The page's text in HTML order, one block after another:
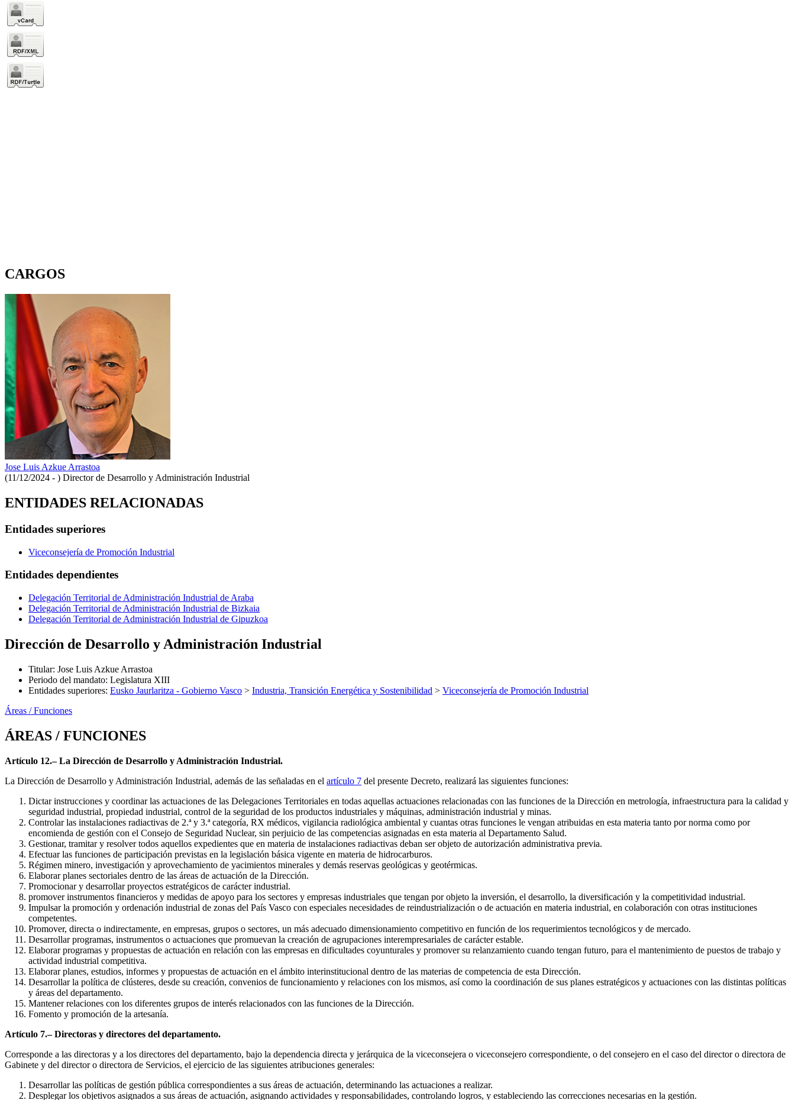
CARGOS
Jose Luis Azkue Arrastoa
(11/12/2024 - ) Director de Desarrollo y Administración Industrial
ENTIDADES RELACIONADAS
Entidades superiores
Viceconsejería de Promoción Industrial
Entidades dependientes
Delegación Territorial de Administración Industrial de Araba
Delegación Territorial de Administración Industrial de Bizkaia
Delegación Territorial de Administración Industrial de Gipuzkoa
Dirección de Desarrollo y Administración Industrial
Titular: Jose Luis Azkue Arrastoa
Periodo del mandato: Legislatura XIII
Entidades superiores: Eusko Jaurlaritza - Gobierno Vasco > Industria, Transición Energética y Sostenibilidad > Viceconsejería de Promoción Industrial
Áreas / Funciones
ÁREAS / FUNCIONES
Artículo 12.– La Dirección de Desarrollo y Administración Industrial.
La Dirección de Desarrollo y Administración Industrial, además de las señaladas en el artículo 7 del presente Decreto, realizará las siguientes funciones:
Dictar instrucciones y coordinar las actuaciones de las Delegaciones Territoriales en todas aquellas actuaciones relacionadas con las funciones de la Dirección en metrología, infraestructura para la calidad y
seguridad industrial, propiedad industrial, control de la seguridad de los productos industriales y máquinas, administración industrial y minas.
Controlar las instalaciones radiactivas de 2.ª y 3.ª categoría, RX médicos, vigilancia radiológica ambiental y cuantas otras funciones le vengan atribuidas en esta materia tanto por norma como por
encomienda de gestión con el Consejo de Seguridad Nuclear, sin perjuicio de las competencias asignadas en esta materia al Departamento Salud.
Gestionar, tramitar y resolver todos aquellos expedientes que en materia de instalaciones radiactivas deban ser objeto de autorización administrativa previa.
Efectuar las funciones de participación previstas en la legislación básica vigente en materia de hidrocarburos.
Régimen minero, investigación y aprovechamiento de yacimientos minerales y demás reservas geológicas y geotérmicas.
Elaborar planes sectoriales dentro de las áreas de actuación de la Dirección.
Promocionar y desarrollar proyectos estratégicos de carácter industrial.
promover instrumentos financieros y medidas de apoyo para los sectores y empresas industriales que tengan por objeto la inversión, el desarrollo, la diversificación y la competitividad industrial.
Impulsar la promoción y ordenación industrial de zonas del País Vasco con especiales necesidades de reindustrialización o de actuación en materia industrial, en colaboración con otras instituciones
competentes.
Promover, directa o indirectamente, en empresas, grupos o sectores, un más adecuado dimensionamiento competitivo en función de los requerimientos tecnológicos y de mercado.
Desarrollar programas, instrumentos o actuaciones que promuevan la creación de agrupaciones interempresariales de carácter estable.
Elaborar programas y propuestas de actuación en relación con las empresas en dificultades coyunturales y promover su relanzamiento cuando tengan futuro, para el mantenimiento de puestos de trabajo y
actividad industrial competitiva.
Elaborar planes, estudios, informes y propuestas de actuación en el ámbito interinstitucional dentro de las materias de competencia de esta Dirección.
Desarrollar la política de clústeres, desde su creación, convenios de funcionamiento y relaciones con los mismos, así como la coordinación de sus planes estratégicos y actuaciones con las distintas políticas
y áreas del departamento.
Mantener relaciones con los diferentes grupos de interés relacionados con las funciones de la Dirección.
Fomento y promoción de la artesanía.
Artículo 7.– Directoras y directores del departamento.
Corresponde a las directoras y a los directores del departamento, bajo la dependencia directa y jerárquica de la viceconsejera o viceconsejero correspondiente, o del consejero en el caso del director o directora de
Gabinete y del director o directora de Servicios, el ejercicio de las siguientes atribuciones generales:
Desarrollar las políticas de gestión pública correspondientes a sus áreas de actuación, determinando las actuaciones a realizar.
Desplegar los objetivos asignados a sus áreas de actuación, asignando actividades y responsabilidades, controlando logros, y estableciendo las correcciones necesarias en la gestión.